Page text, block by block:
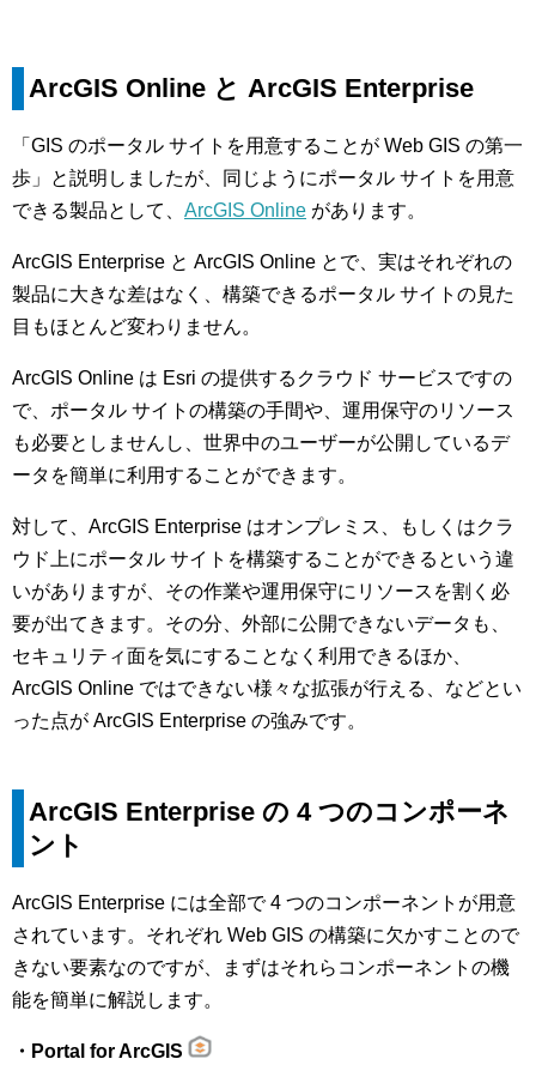
ArcGIS Online と ArcGIS Enterprise
「GIS のポータル サイトを用意することが Web GIS の第一
歩」と説明しましたが、同じようにポータル サイトを用意
できる製品として、 ArcGIS Online があります。
ArcGIS Enterprise と ArcGIS Online とで、実はそれぞれの
製品に大きな差はなく、構築できるポータル サイトの見た
目もほとんど変わりません。
ArcGIS Online は Esri の提供するクラウド サービスですの
で、ポータル サイトの構築の手間や、運用保守のリソース
も必要としませんし、世界中のユーザーが公開しているデ
ータを簡単に利用することができます。
対して、ArcGIS Enterprise はオンプレミス、もしくはクラ
ウド上にポータル サイトを構築することができるという違
いがありますが、その作業や運用保守にリソースを割く必
要が出てきます。その分、外部に公開できないデータも、
セキュリティ面を気にすることなく利用できるほか、
ArcGIS Online ではできない様々な拡張が行える、などとい
った点が ArcGIS Enterprise の強みです。
ArcGIS Enterprise の 4 つのコンポーネ
ント
ArcGIS Enterprise には全部で 4 つのコンポーネントが用意
されています。それぞれ Web GIS の構築に欠かすことので
きない要素なのですが、まずはそれらコンポーネントの機
能を簡単に解説します。
・Portal for ArcGIS